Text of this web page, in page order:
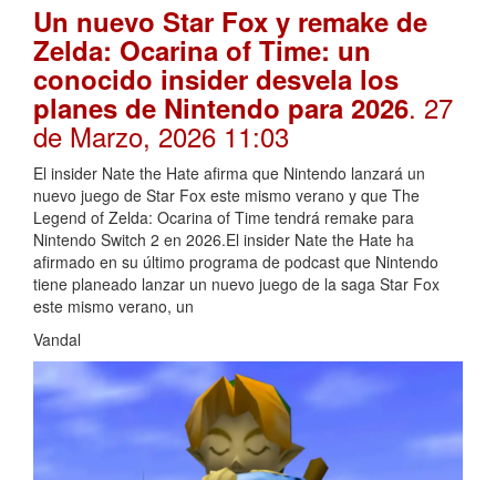
Un nuevo Star Fox y remake de
Zelda: Ocarina of Time: un
conocido insider desvela los
planes de Nintendo para 2026. 27
de Marzo, 2026 11:03
El insider Nate the Hate afirma que Nintendo lanzará un
nuevo juego de Star Fox este mismo verano y que The
Legend of Zelda: Ocarina of Time tendrá remake para
Nintendo Switch 2 en 2026.El insider Nate the Hate ha
afirmado en su último programa de podcast que Nintendo
tiene planeado lanzar un nuevo juego de la saga Star Fox
este mismo verano, un
Vandal